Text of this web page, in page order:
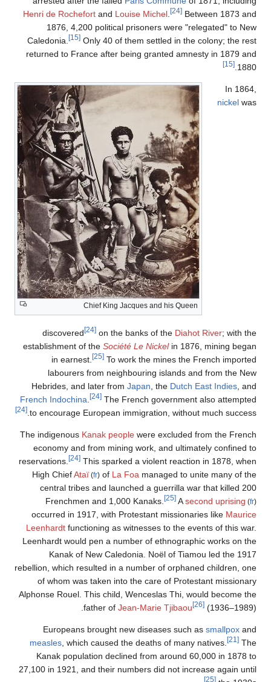
Henri de Rochefortand Louise Michel. [24]Between 1873 and
1876, 4,200 political prisoners were "relegated" to New
Caledonia.
[15]Only 40 of them settled in the colony; the rest
returned to France after being granted amnesty in 1879 and
1880.
[15]
Chief King Jacques and his Queen
In 1864,
nickelwas
discovered on the banks of theDiahot River ; with the
establishment of theSociété Le Nickelin 1876, mining began
in earnest.
[25]To work the mines the French imported
labourers from neighbouring islands and from the New
Hebrides, and later fromJapan , theDutch East Indies , and
French Indochina. [24]The French government also attempted
to encourage European immigration, without much success.
[24]
The indigenousKanak peoplewere excluded from the French
economy and from mining work, and ultimately confined to
reservations.
[24]This sparked a violent reaction in 1878, when
High ChiefAtaï(fr )of La Foamanaged to unite many of the
central tribes and launched a guerrilla war that killed 200
Frenchmen and 1,000 Kanaks.
[25]Asecond uprising(fr
occurred in 1917, with Protestant missionaries likeMaurice
Leenhardtfunctioning as witnesses to the events of this war.
Leenhardt would pen a number of ethnographic works on the
Kanak of New Caledonia. Noël of Tiamou led the 1917
rebellion, which resulted in a number of orphaned children, one
of whom was taken into the care of Protestant missionary
Alphonse Rouel. This child, Wenceslas Thi, would become the
father ofJean-Marie Tjibaou [26](1936–1989).
Europeans brought new diseases such assmallpoxand
measles , which caused the deaths of many natives. [21]The
Kanak population declined from around 60,000 in 1878 to
27,100 in 1921, and their numbers did not increase again until
[25]